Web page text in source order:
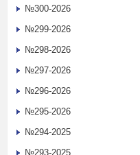
№300-2026
№299-2026
№298-2026
№297-2026
№296-2026
№295-2026
№294-2025
№293-2025